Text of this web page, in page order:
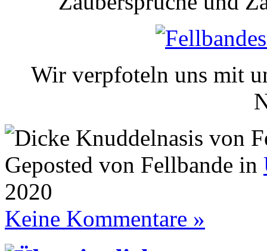
Wir verpfoteln uns mit
Geposted von Fellbande in
2020
Keine Kommentare »